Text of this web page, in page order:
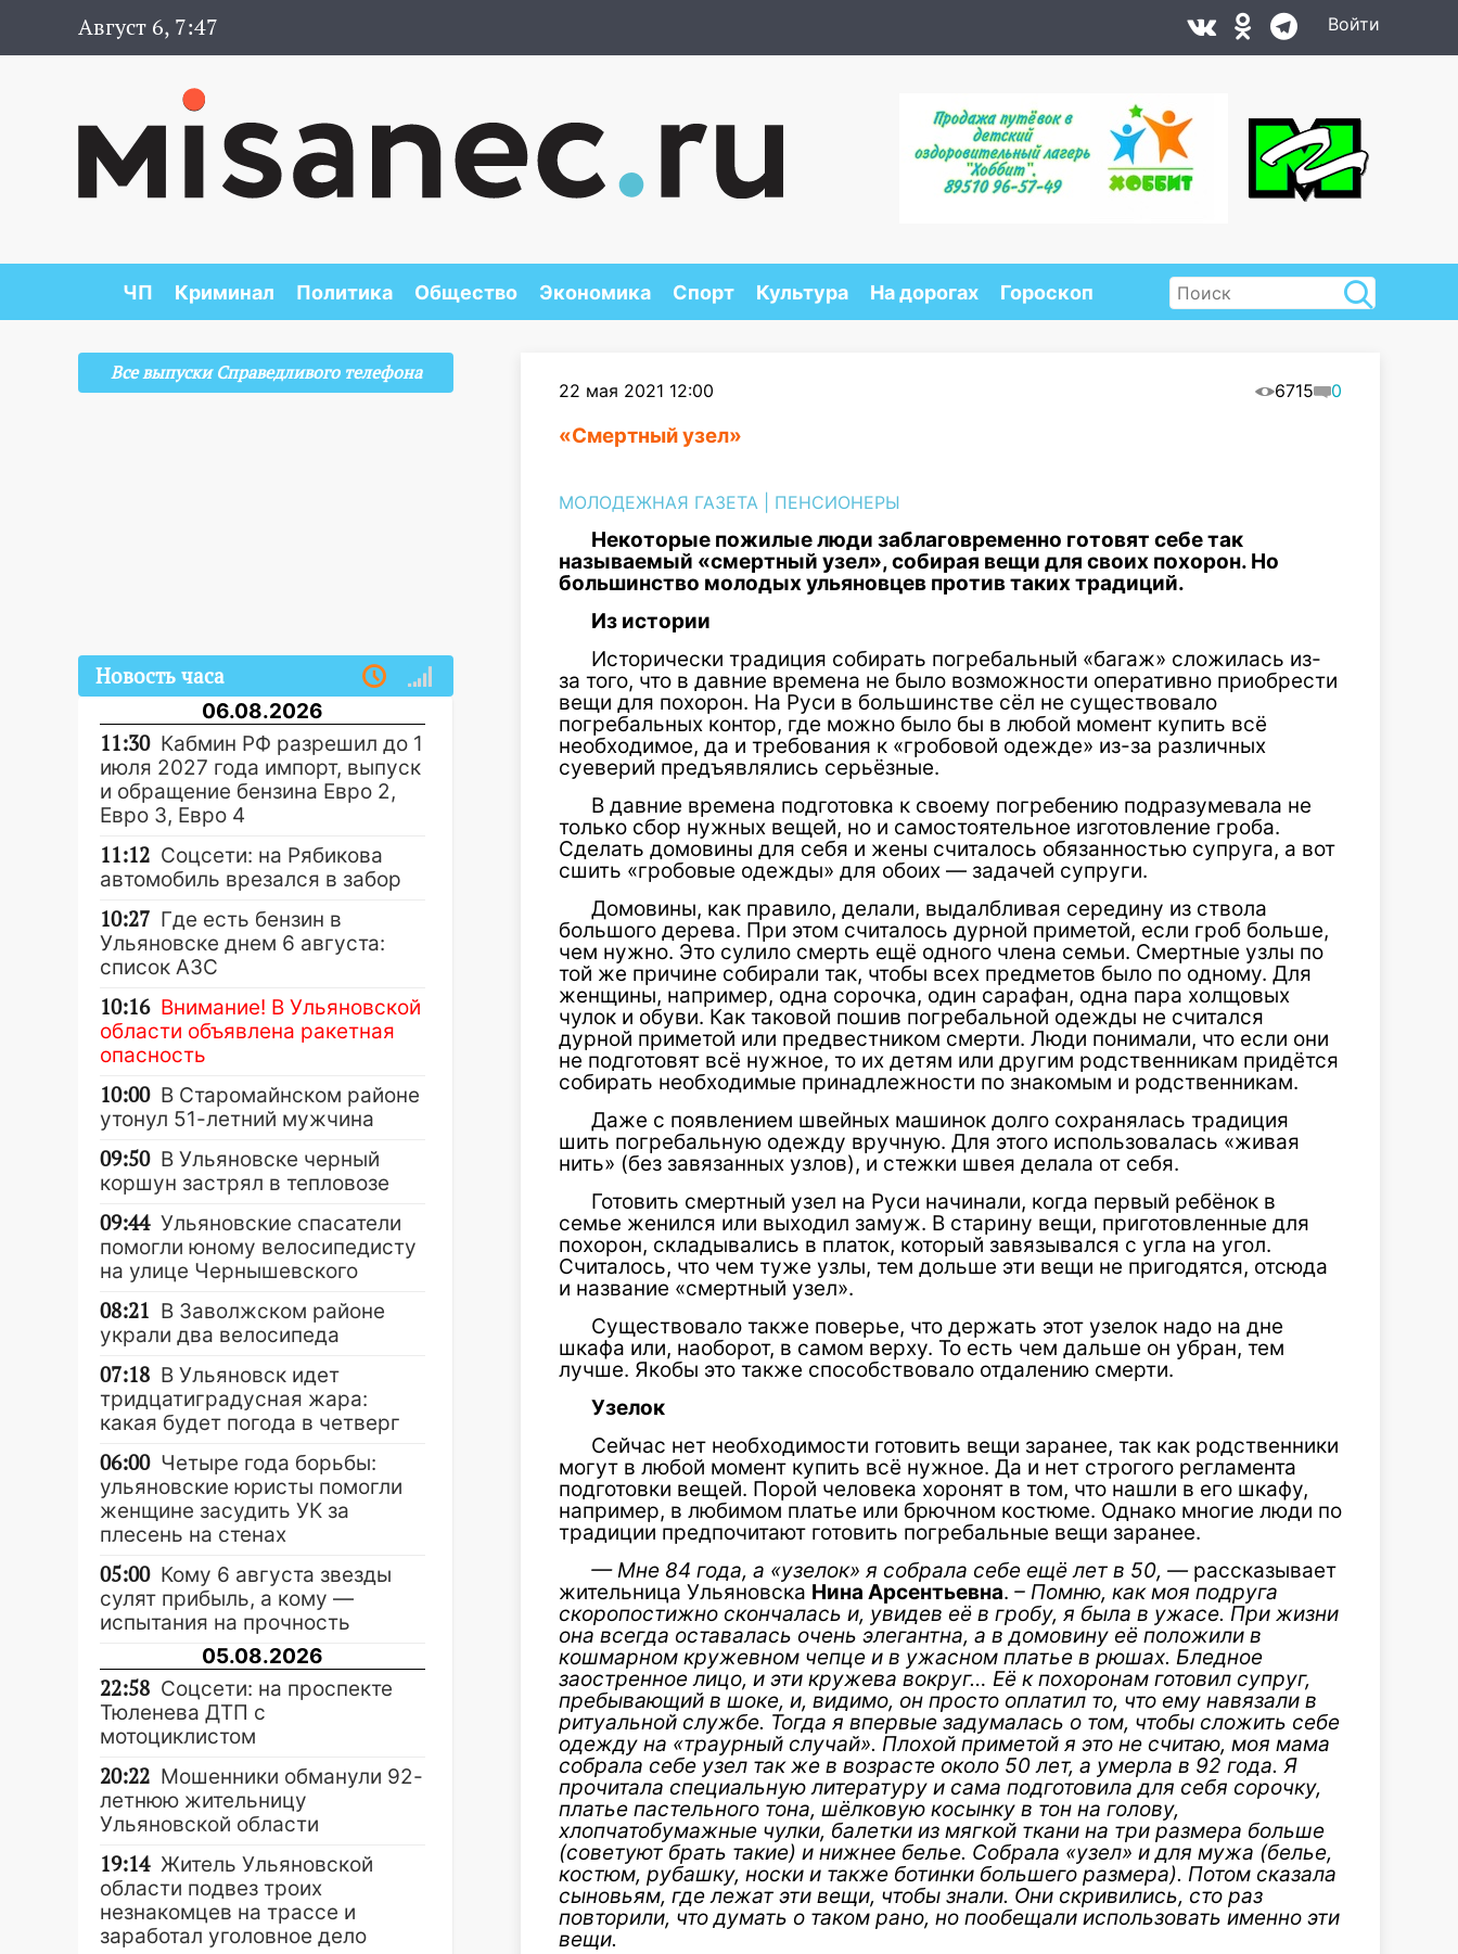
Август 6, 7:47 Войти
ЧП Криминал Политика Общество Экономика Спорт Культура На дорогах Гороскоп
22 мая 2021 12:00 6715 0
«Смертный узел»
МОЛОДЕЖНАЯ ГАЗЕТА ПЕНСИОНЕРЫ
Некоторые пожилые люди заблаговременно готовят себе так
называемый «смертный узел», собирая вещи для своих похорон. Но
большинство молодых ульяновцев против таких традиций.
Из истории
Исторически традиция собирать погребальный «багаж» сложилась из-
за того, что в давние времена не было возможности оперативно приобрести
вещи для похорон. На Руси в большинстве сёл не существовало
погребальных контор, где можно было бы в любой момент купить всё
необходимое, да и требования к «гробовой одежде» из-за различных
суеверий предъявлялись серьёзные.
В давние времена подготовка к своему погребению подразумевала не
только сбор нужных вещей, но и самостоятельное изготовление гроба.
Сделать домовины для себя и жены считалось обязанностью супруга, а вот
сшить «гробовые одежды» для обоих — задачей супруги.
Домовины, как правило, делали, выдалбливая середину из ствола
большого дерева. При этом считалось дурной приметой, если гроб больше,
чем нужно. Это сулило смерть ещё одного члена семьи. Смертные узлы по
той же причине собирали так, чтобы всех предметов было по одному. Для
женщины, например, одна сорочка, один сарафан, одна пара холщовых
чулок и обуви. Как таковой пошив погребальной одежды не считался
дурной приметой или предвестником смерти. Люди понимали, что если они
не подготовят всё нужное, то их детям или другим родственникам придётся
собирать необходимые принадлежности по знакомым и родственникам.
Даже с появлением швейных машинок долго сохранялась традиция
шить погребальную одежду вручную. Для этого использовалась «живая
нить» (без завязанных узлов), и стежки швея делала от себя.
Готовить смертный узел на Руси начинали, когда первый ребёнок в
семье женился или выходил замуж. В старину вещи, приготовленные для
похорон, складывались в платок, который завязывался с угла на угол.
Считалось, что чем туже узлы, тем дольше эти вещи не пригодятся, отсюда
и название «смертный узел».
Существовало также поверье, что держать этот узелок надо на дне
шкафа или, наоборот, в самом верху. То есть чем дальше он убран, тем
лучше. Якобы это также способствовало отдалению смерти.
Узелок
Сейчас нет необходимости готовить вещи заранее, так как родственники
могут в любой момент купить всё нужное. Да и нет строгого регламента
подготовки вещей. Порой человека хоронят в том, что нашли в его шкафу,
например, в любимом платье или брючном костюме. Однако многие люди по
традиции предпочитают готовить погребальные вещи заранее.
— Мне 84 года, а «узелок» я собрала себе ещё лет в 50, — рассказывает
жительница Ульяновска Нина Арсентьевна. – Помню, как моя подруга
скоропостижно скончалась и, увидев её в гробу, я была в ужасе. При жизни
она всегда оставалась очень элегантна, а в домовину её положили в
кошмарном кружевном чепце и в ужасном платье в рюшах. Бледное
заостренное лицо, и эти кружева вокруг… Её к похоронам готовил супруг,
пребывающий в шоке, и, видимо, он просто оплатил то, что ему навязали в
ритуальной службе. Тогда я впервые задумалась о том, чтобы сложить себе
одежду на «траурный случай». Плохой приметой я это не считаю, моя мама
собрала себе узел так же в возрасте около 50 лет, а умерла в 92 года. Я
прочитала специальную литературу и сама подготовила для себя сорочку,
платье пастельного тона, шёлковую косынку в тон на голову,
хлопчатобумажные чулки, балетки из мягкой ткани на три размера больше
(советуют брать такие) и нижнее белье. Собрала «узел» и для мужа (белье,
костюм, рубашку, носки и также ботинки большего размера). Потом сказала
сыновьям, где лежат эти вещи, чтобы знали. Они скривились, сто раз
повторили, что думать о таком рано, но пообещали использовать именно эти
вещи.
Все выпуски Справедливого телефона
Новость часа
06.08.2026
11:30 Кабмин РФ разрешил до 1
июля 2027 года импорт, выпуск
и обращение бензина Евро 2,
Евро 3, Евро 4
11:12 Соцсети: на Рябикова
автомобиль врезался в забор
10:27 Где есть бензин в
Ульяновске днем 6 августа:
список АЗС
10:16 Внимание! В Ульяновской
области объявлена ракетная
опасность
10:00 В Старомайнском районе
утонул 51-летний мужчина
09:50 В Ульяновске черный
коршун застрял в тепловозе
09:44 Ульяновские спасатели
помогли юному велосипедисту
на улице Чернышевского
08:21 В Заволжском районе
украли два велосипеда
07:18 В Ульяновск идет
тридцатиградусная жара:
какая будет погода в четверг
06:00 Четыре года борьбы:
ульяновские юристы помогли
женщине засудить УК за
плесень на стенах
05:00 Кому 6 августа звезды
сулят прибыль, а кому —
испытания на прочность
05.08.2026
22:58 Соцсети: на проспекте
Тюленева ДТП с
мотоциклистом
20:22 Мошенники обманули 92-
летнюю жительницу
Ульяновской области
19:14 Житель Ульяновской
области подвез троих
незнакомцев на трассе и
заработал уголовное дело